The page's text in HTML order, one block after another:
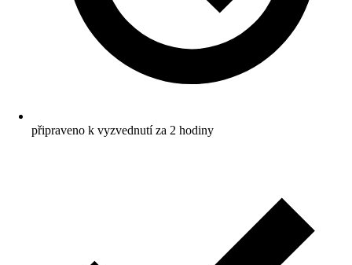
připraveno k vyzvednutí za 2 hodiny